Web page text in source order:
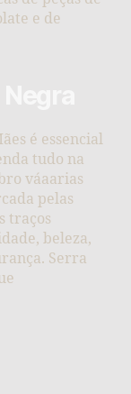
e de
é essencial
tudo na
váaarias
pelas
traços
beleza,
Serra